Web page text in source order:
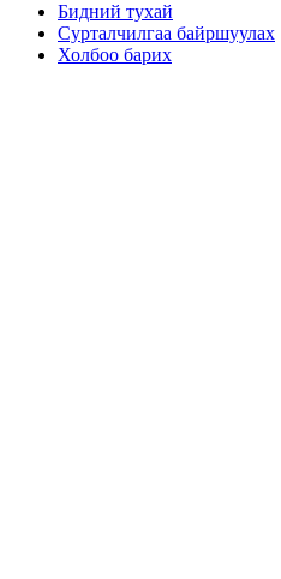
Бидний тухай
Сурталчилгаа байршуулах
Холбоо барих